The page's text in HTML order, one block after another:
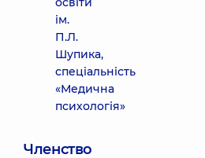
ім.
П.Л.
Шупика,
спеціальність
«Медична
психологія»
Членство